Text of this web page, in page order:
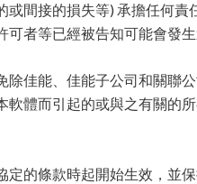
間接的損失等) 承擔任何責
者等已經被告知可能會發生
除佳能、佳能子公司和關聯
體而引起的或與之有關的所
定的條款時起開始生效，並